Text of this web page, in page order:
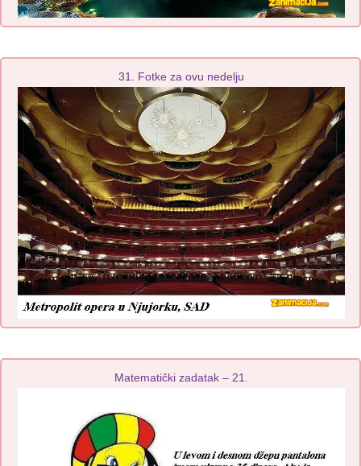
31. Fotke za ovu nedelju
Matematički zadatak – 21.